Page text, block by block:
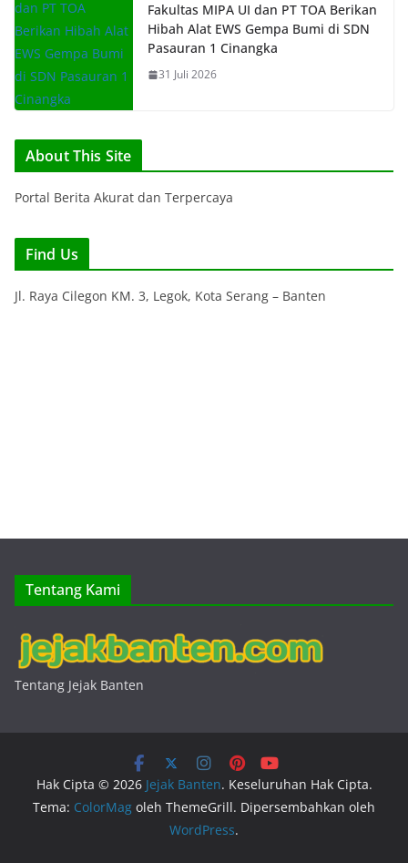
Fakultas MIPA UI dan PT TOA Berikan
Hibah Alat EWS Gempa Bumi di SDN
Pasauran 1 Cinangka
31 Juli 2026
About This Site
Portal Berita Akurat dan Terpercaya
Find Us
Jl. Raya Cilegon KM. 3, Legok, Kota Serang – Banten
Tentang Kami
Tentang Jejak Banten
Hak Cipta © 2026 Jejak Banten. Keseluruhan Hak Cipta.
Tema: ColorMag oleh ThemeGrill. Dipersembahkan oleh
WordPress.